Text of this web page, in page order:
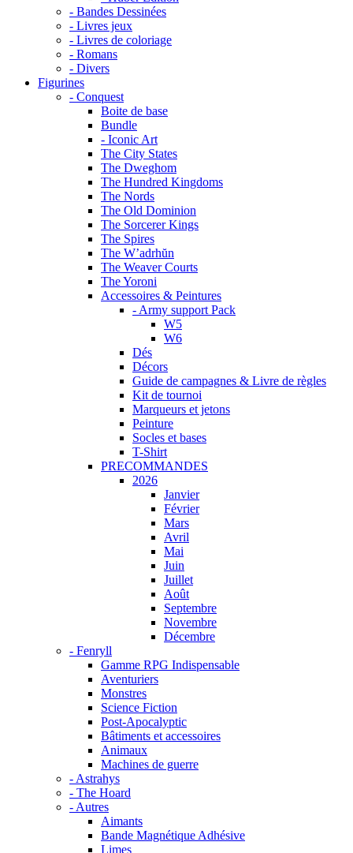
- Bandes Dessinées
- Livres jeux
- Livres de coloriage
- Romans
- Divers
Figurines
- Conquest
Boite de base
Bundle
- Iconic Art
The City States
The Dweghom
The Hundred Kingdoms
The Nords
The Old Dominion
The Sorcerer Kings
The Spires
The W’adrhŭn
The Weaver Courts
The Yoroni
Accessoires & Peintures
- Army support Pack
W5
W6
Dés
Décors
Guide de campagnes & Livre de règles
Kit de tournoi
Marqueurs et jetons
Peinture
Socles et bases
T-Shirt
PRECOMMANDES
2026
Janvier
Février
Mars
Avril
Mai
Juin
Juillet
Août
Septembre
Novembre
Décembre
- Fenryll
Gamme RPG Indispensable
Aventuriers
Monstres
Science Fiction
Post-Apocalyptic
Bâtiments et accessoires
Animaux
Machines de guerre
- Astrahys
- The Hoard
- Autres
Aimants
Bande Magnétique Adhésive
Limes